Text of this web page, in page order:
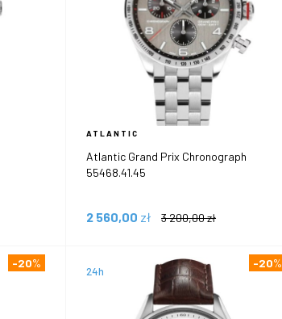
ATLANTIC
Atlantic Grand Prix Chronograph
55468.41.45
2 560,00 zł 3 200,00zł
-20%
24h
-20%